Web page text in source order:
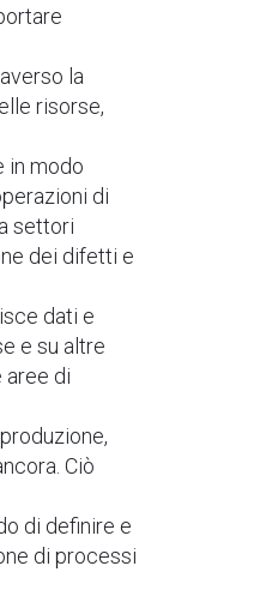
la
risorse,
in modo
di
settori
dei difetti e
dati e
e su altre
di
Ciò
di definire e
di processi